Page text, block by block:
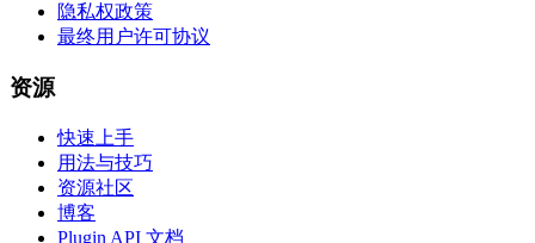
隐私权政策
最终用户许可协议
资源
快速上手
用法与技巧
资源社区
博客
Plugin API 文档